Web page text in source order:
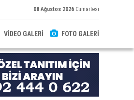
08 Ağustos 2026 Cumartesi
VİDEO GALERİ FOTO GALERİ